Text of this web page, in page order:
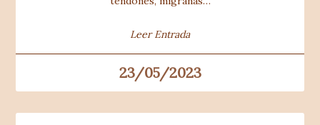
Leer Entrada
23/05/2023